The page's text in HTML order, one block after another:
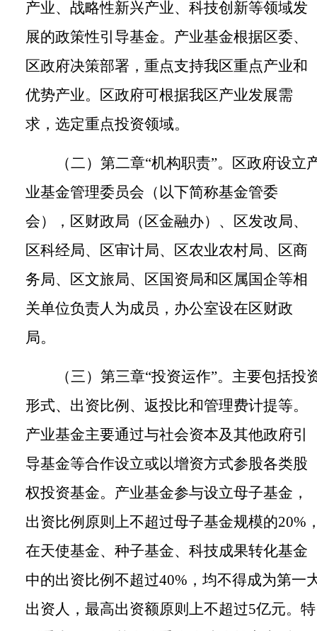
产业、战略性新兴产业、科技创新等领域发
展的政策性引导基金。产业基金根据区委、
区政府决策部署，重点支持我区重点产业和
优势产业。区政府可根据我区产业发展需
求，选定重点投资领域。
（二）第二章“机构职责”。
区政府设立
业基金管理委员会（以下简称基金管委
会），区财政局（ 区金融办）、区发改局、
区科经局、区审计局、区农业农村局、区商
务局、区文旅局、区国资局和区属国企等相
关单位负责人为成员，办公室设在区财政
局。
（三）第三章“投资运作”。 主要包括投
形式、出资比例、返投比和管理费计提等。
产业基金主要通过与社会资本及其他政府引
导基金等合作设立或以增资方式参股各类股
权投资基金。产业基金参与设立母子基金，
出资比例原则上不超过母子基金规模的20%
在天使基金、种子基金、科技成果转化基金
中的出资比例不超过40% ，均不得成为第一
出资人，最高出资额原则上不超过5亿元。特